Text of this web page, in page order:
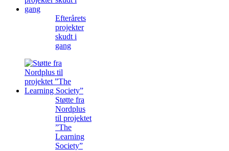
Efterårets
projekter
skudt i
gang
Støtte fra
Nordplus
til projektet
”The
Learning
Society”